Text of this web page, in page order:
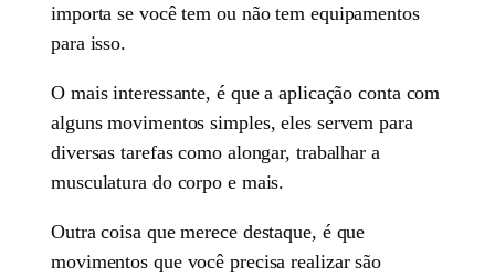
importa se você tem ou não tem equipamentos
para isso.
O mais interessante, é que a aplicação conta com
alguns movimentos simples, eles servem para
diversas tarefas como alongar, trabalhar a
musculatura do corpo e mais.
Outra coisa que merece destaque, é que
movimentos que você precisa realizar são